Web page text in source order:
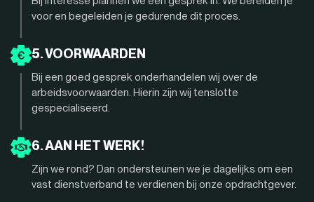
voor en begeleiden je gedurende dit proces.
5. VOORWAARDEN
Bij een goed gesprek onderhandelen wij over de
arbeidsvoorwaarden. Hierin zijn wij tenslotte
gespecialiseerd.
6. AAN HET WERK!
Zijn we rond? Dan ondersteunen we je dagelijks om een
vast dienstverband te verdienen bij onze opdrachtgever.